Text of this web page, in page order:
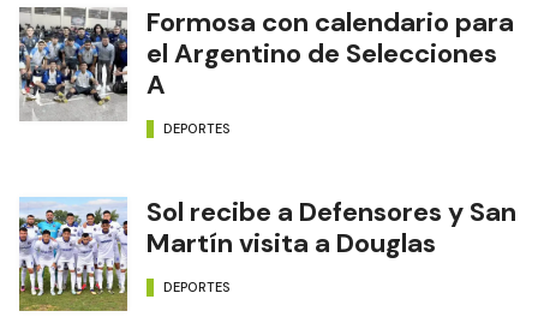
Formosa con calendario para
el Argentino de Selecciones
A
DEPORTES
Sol recibe a Defensores y San
Martín visita a Douglas
DEPORTES